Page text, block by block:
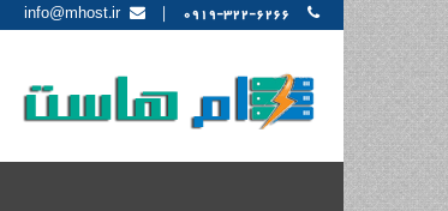
0919-322-6266
|
info@mhost.ir